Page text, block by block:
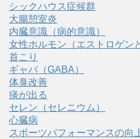
シックハウス症候群
大腸憩室炎
内臓意識（病的意識）
女性ホルモン（エストロゲン
首こり
ギャバ（GABA）
体臭改善
痰が出る
セレン（セレニウム）
心臓病
スポーツパフォーマンスの向